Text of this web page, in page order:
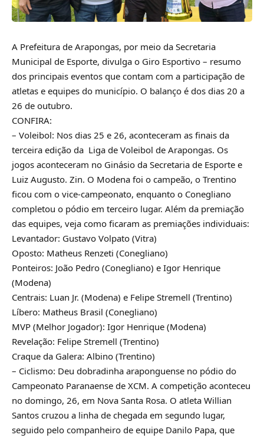
A Prefeitura de Arapongas, por meio da Secretaria
Municipal de Esporte, divulga o Giro Esportivo – resumo
dos principais eventos que contam com a participação de
atletas e equipes do município. O balanço é dos dias 20 a
26 de outubro.
CONFIRA:
– Voleibol: Nos dias 25 e 26, aconteceram as finais da
terceira edição da Liga de Voleibol de Arapongas. Os
jogos aconteceram no Ginásio da Secretaria de Esporte e
Luiz Augusto. Zin. O Modena foi o campeão, o Trentino
ficou com o vice-campeonato, enquanto o Conegliano
completou o pódio em terceiro lugar. Além da premiação
das equipes, veja como ficaram as premiações individuais:
Levantador: Gustavo Volpato (Vitra)
Oposto: Matheus Renzeti (Conegliano)
Ponteiros: João Pedro (Conegliano) e Igor Henrique
(Modena)
Centrais: Luan Jr. (Modena) e Felipe Stremell (Trentino)
Líbero: Matheus Brasil (Conegliano)
MVP (Melhor Jogador): Igor Henrique (Modena)
Revelação: Felipe Stremell (Trentino)
Craque da Galera: Albino (Trentino)
– Ciclismo: Deu dobradinha araponguense no pódio do
Campeonato Paranaense de XCM. A competição aconteceu
no domingo, 26, em Nova Santa Rosa. O atleta Willian
Santos cruzou a linha de chegada em segundo lugar,
seguido pelo companheiro de equipe Danilo Papa, que